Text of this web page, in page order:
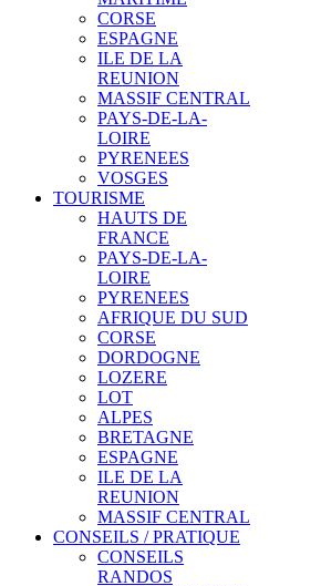
CORSE
ESPAGNE
ILE DE LA
REUNION
MASSIF CENTRAL
PAYS-DE-LA-
LOIRE
PYRENEES
VOSGES
TOURISME
HAUTS DE
FRANCE
PAYS-DE-LA-
LOIRE
PYRENEES
AFRIQUE DU SUD
CORSE
DORDOGNE
LOZERE
LOT
ALPES
BRETAGNE
ESPAGNE
ILE DE LA
REUNION
MASSIF CENTRAL
CONSEILS / PRATIQUE
CONSEILS
RANDOS